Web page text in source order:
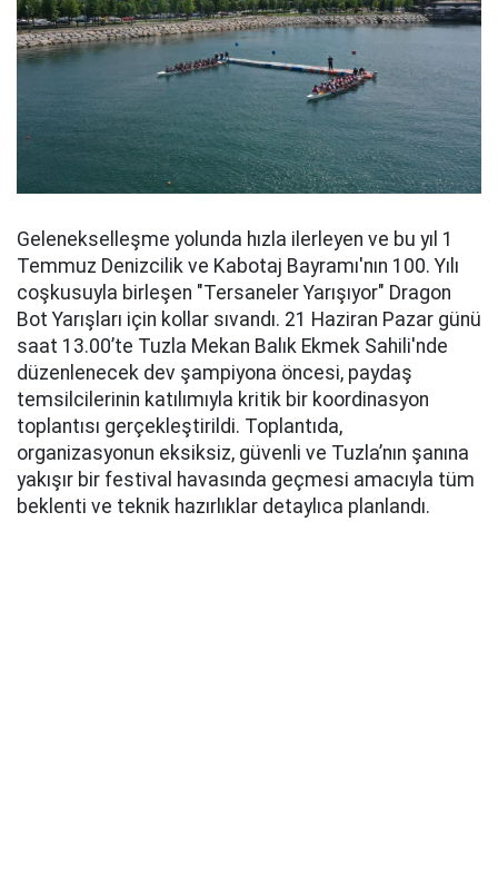
Gelenekselleşme yolunda hızla ilerleyen ve bu yıl 1
Temmuz Denizcilik ve Kabotaj Bayramı'nın 100. Yılı
coşkusuyla birleşen "Tersaneler Yarışıyor" Dragon
Bot Yarışları için kollar sıvandı. 21 Haziran Pazar günü
saat 13.00’te Tuzla Mekan Balık Ekmek Sahili'nde
düzenlenecek dev şampiyona öncesi, paydaş
temsilcilerinin katılımıyla kritik bir koordinasyon
toplantısı gerçekleştirildi. Toplantıda,
organizasyonun eksiksiz, güvenli ve Tuzla’nın şanına
yakışır bir festival havasında geçmesi amacıyla tüm
beklenti ve teknik hazırlıklar detaylıca planlandı.